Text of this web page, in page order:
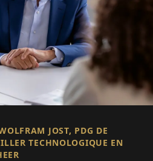
JOST, PDG DE
TECHNOLOGIQUE EN